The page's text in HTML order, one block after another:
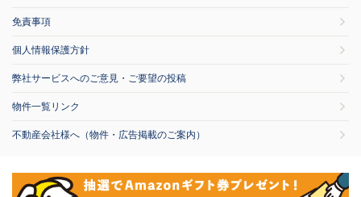
免責事項
個人情報保護方針
弊社サービスへのご意見・ご要望の投稿
物件一覧リンク
不動産会社様へ（物件・広告掲載のご案内）